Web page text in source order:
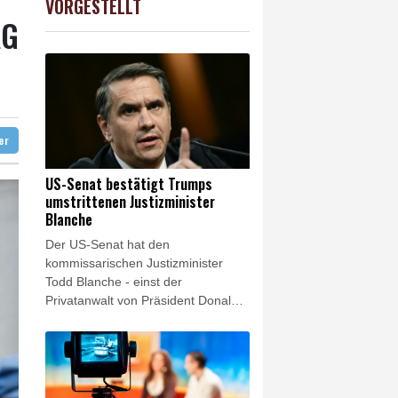
0.68%
VORGESTELLT
US-Senat bestätigt Trumps
umstrittenen Justizminister
Blanche
Der US-Senat hat den
kommissarischen Justizminister
Todd Blanche - einst der
Privatanwalt von Präsident Donald
erhielt mit 50 zu 49 Stimmen am
Samstag allerdings nur eine äußerst
knappe Mehrheit.